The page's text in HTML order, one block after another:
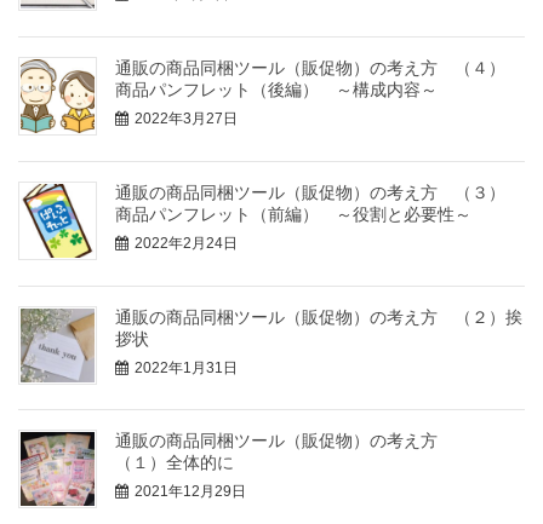
通販の商品同梱ツール（販促物）の考え方 （４）
商品パンフレット（後編） ～構成内容～
2022年3月27日
通販の商品同梱ツール（販促物）の考え方 （３）
商品パンフレット（前編） ～役割と必要性～
2022年2月24日
通販の商品同梱ツール（販促物）の考え方 （２）挨
拶状
2022年1月31日
通販の商品同梱ツール（販促物）の考え方
（１）全体的に
2021年12月29日